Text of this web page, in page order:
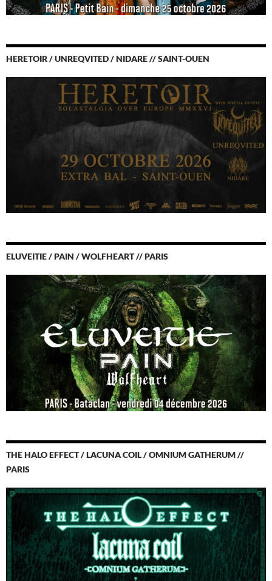
HERETOIR / UNREQVITED / NIDARE // SAINT-OUEN
ELUVEITIE / PAIN / WOLFHEART // PARIS
THE HALO EFFECT / LACUNA COIL / OMNIUM GATHERUM //
PARIS